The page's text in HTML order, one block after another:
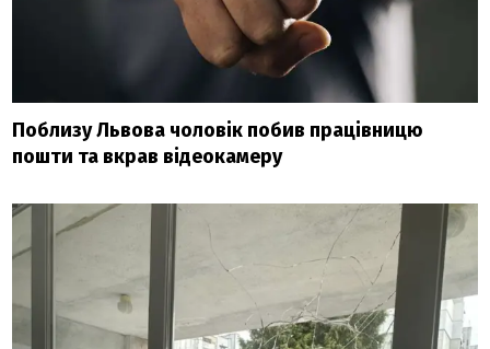
Поблизу Львова чоловік побив працівницю
пошти та вкрав відеокамеру